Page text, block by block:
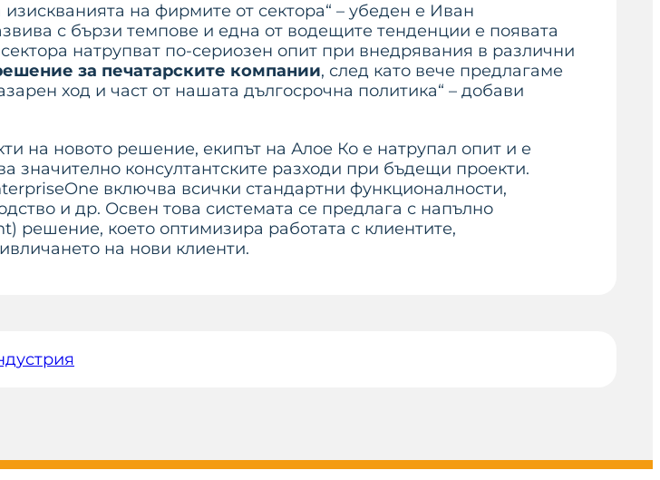
на фирмите от сектора“ – убеден е Иван
с бързи темпове и една от водещите тенденции е появата
натрупват по-сериозен опит при внедрявания в различни
за печатарските компании, след като вече предлагаме
ход и част от нашата дългосрочна политика“ – добави
на новото решение, екипът на Алое Ко е натрупал опит и е
значително консултантските разходи при бъдещи проекти.
включва всички стандартни функционалности,
и др. Освен това системата се предлага с напълно
решение, което оптимизира работата с клиентите,
на нови клиенти.